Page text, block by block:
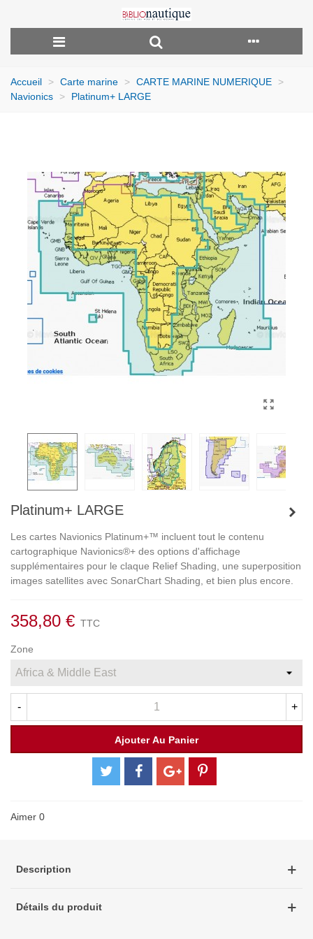
Accueil > Carte marine > CARTE MARINE NUMERIQUE
>
Navionics
> Platinum+ LARGE
Platinum+ LARGE
Les cartes Navionics Platinum+™ incluent tout le contenu
cartographique Navionics®+ des options d'affichage
supplémentaires pour le claque Relief Shading, une superposition
images satellites avec SonarChart Shading, et bien plus encore.
358,80 € TTC
Zone
- +
Ajouter Au Panier
Aimer 0
Description
Détails du produit